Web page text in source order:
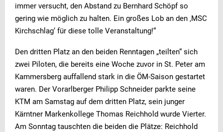
immer versucht, den Abstand zu Bernhard Schöpf so
gering wie möglich zu halten. Ein großes Lob an den ‚MSC
Kirchschlag‘ für diese tolle Veranstaltung!“
Den dritten Platz an den beiden Renntagen „teilten“ sich
zwei Piloten, die bereits eine Woche zuvor in St. Peter am
Kammersberg auffallend stark in die ÖM-Saison gestartet
waren. Der Vorarlberger Philipp Schneider parkte seine
KTM am Samstag auf dem dritten Platz, sein junger
Kärntner Markenkollege Thomas Reichhold wurde Vierter.
Am Sonntag tauschten die beiden die Plätze: Reichhold